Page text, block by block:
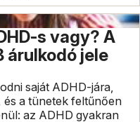
s vagy? A
árulkodó jele
saját ADHD-jára,
és a tünetek feltűnően
az ADHD gyakran